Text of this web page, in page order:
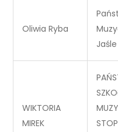
Oliwia Ryba
Jaśle
WIKTORIA
MIREK